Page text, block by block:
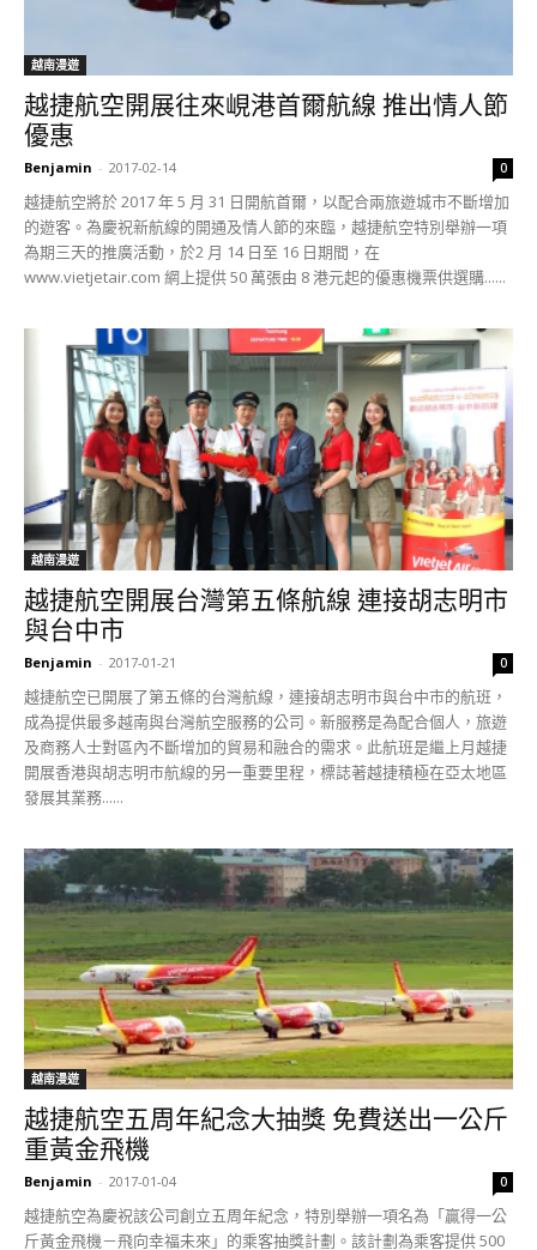
越南漫遊
越捷航空開展往來峴港首爾航線 推出情人節
優惠
Benjamin - 2017-02-14 0
越捷航空將於 2017 年 5 月 31 日開航首爾，以配合兩旅遊城市不斷增加
的遊客。為慶祝新航線的開通及情人節的來臨，越捷航空特別舉辦一項
為期三天的推廣活動，於2 月 14 日至 16 日期間，在
www.vietjetair.com 網上提供 50 萬張由 8 港元起的優惠機票供選購......
越南漫遊
越捷航空開展台灣第五條航線 連接胡志明市
與台中市
Benjamin - 2017-01-21 0
越捷航空已開展了第五條的台灣航線，連接胡志明市與台中市的航班，
成為提供最多越南與台灣航空服務的公司。新服務是為配合個人，旅遊
及商務人士對區內不斷增加的貿易和融合的需求。此航班是繼上月越捷
開展香港與胡志明市航線的另一重要里程，標誌著越捷積極在亞太地區
發展其業務......
越南漫遊
越捷航空五周年紀念大抽獎 免費送出一公斤
重黃金飛機
Benjamin - 2017-01-04 0
越捷航空為慶祝該公司創立五周年紀念，特別舉辦一項名為「贏得一公
斤黃金飛機－飛向幸福未來」的乘客抽獎計劃。該計劃為乘客提供 500